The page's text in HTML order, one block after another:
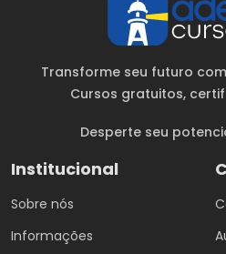
Transforme seu futuro
Cursos gratuitos,
Desperte seu
Institucional
Sobre nós
Informações